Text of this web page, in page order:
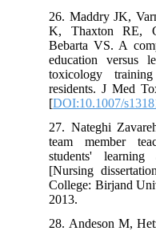
26. Maddry JK,
K, Thaxton RE,
Bebarta VS. A
education versus
toxicology
residents. J Med
[DOI:10.1007/
27. Nateghi
team member
students'
[Nursing
College: Birjand
2013.
28. Andeson M,